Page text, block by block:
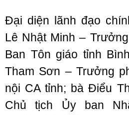
Đại diện lãnh đạo
Lê Nhật Minh –
Ban Tôn giáo tỉnh
Tham Sơn – Trưởng
nội CA tỉnh; bà Điểu
Chủ tịch Ủy ban